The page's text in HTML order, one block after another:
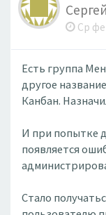
Ср
Есть группа
другое
Канбан.
И при попытке
появляется
Стало